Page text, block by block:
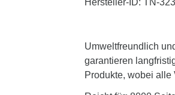
Hersteller-ID: TN-
Umweltfreundlich
garantieren
Produkte, wobei